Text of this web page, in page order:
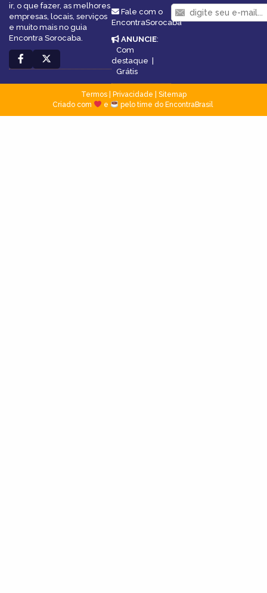
ir, o que fazer, as melhores
empresas, locais, serviços
e muito mais no guia
Encontra Sorocaba.
Fale com o
EncontraSorocaba
ANUNCIE:
Com
destaque |
Grátis
Termos| Privacidade
Sitemap
Criado com
e pelo time do EncontraBrasil